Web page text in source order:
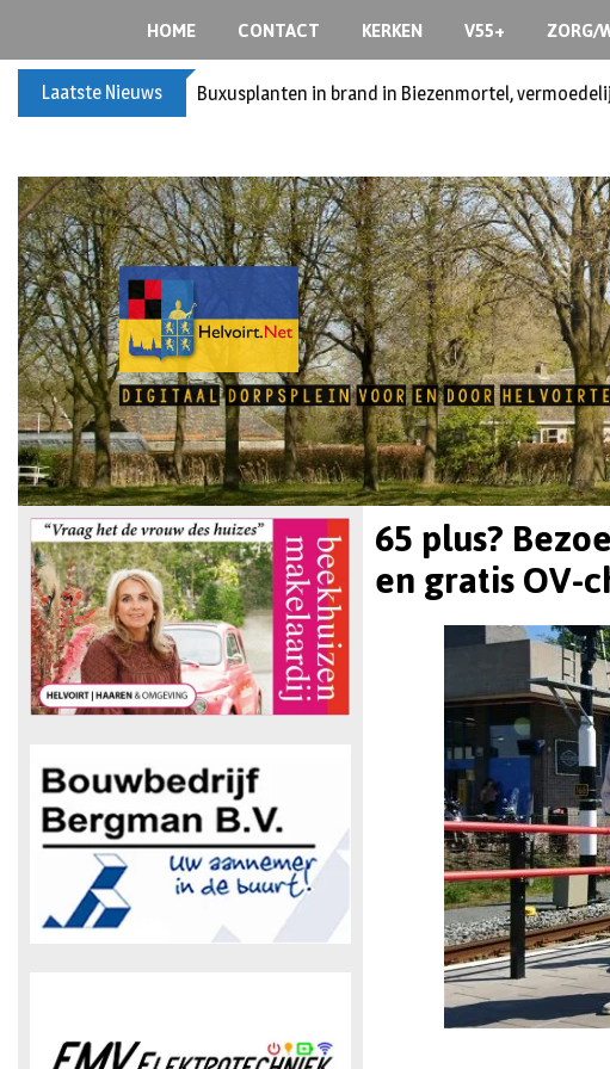
HOME CONTACT KERKEN V55+ ZORG/
Laatste Nieuws Spreidingswet asielzoekers: hoe zit dat?
65 plus?
en gratis OV-